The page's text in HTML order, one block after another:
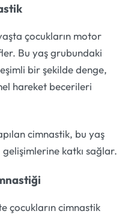
çocukların motor
Bu yaş grubundaki
bir şekilde denge,
hareket becerileri
cimnastik, bu yaş
katkı sağlar.
çocukların cimnastik